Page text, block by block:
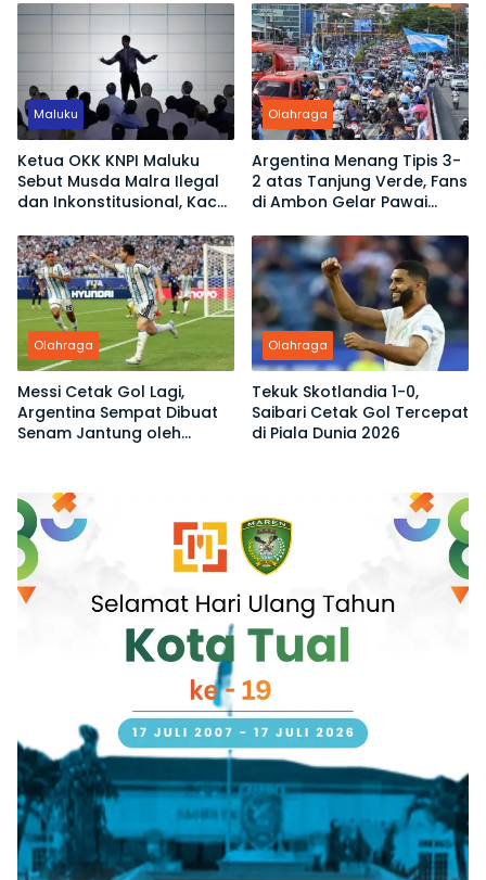
Sekadar Jadi Penonton
Maluku
Ketua OKK KNPI Maluku
Sebut Musda Malra Ilegal
dan Inkonstitusional, Kace
Ketua
Olahraga
Argentina Menang Tipis 3-
2 atas Tanjung Verde, Fans
di Ambon Gelar Pawai
Olahraga
Messi Cetak Gol Lagi,
Argentina Sempat Dibuat
Senam Jantung oleh
Olahraga
Tekuk Skotlandia 1-0,
Saibari Cetak Gol Tercepat
di Piala Dunia 2026